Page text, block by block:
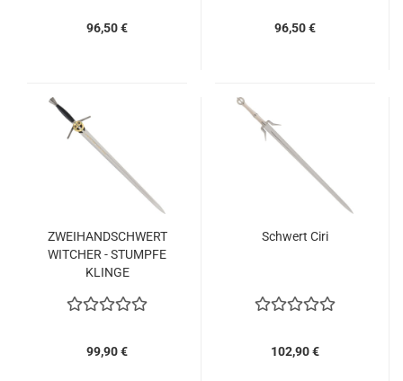
96,50 € 96,50 €
ZWEIHANDSCHWERT
WITCHER - STUMPFE
KLINGE
99,90 €
Schwert Ciri
102,90 €